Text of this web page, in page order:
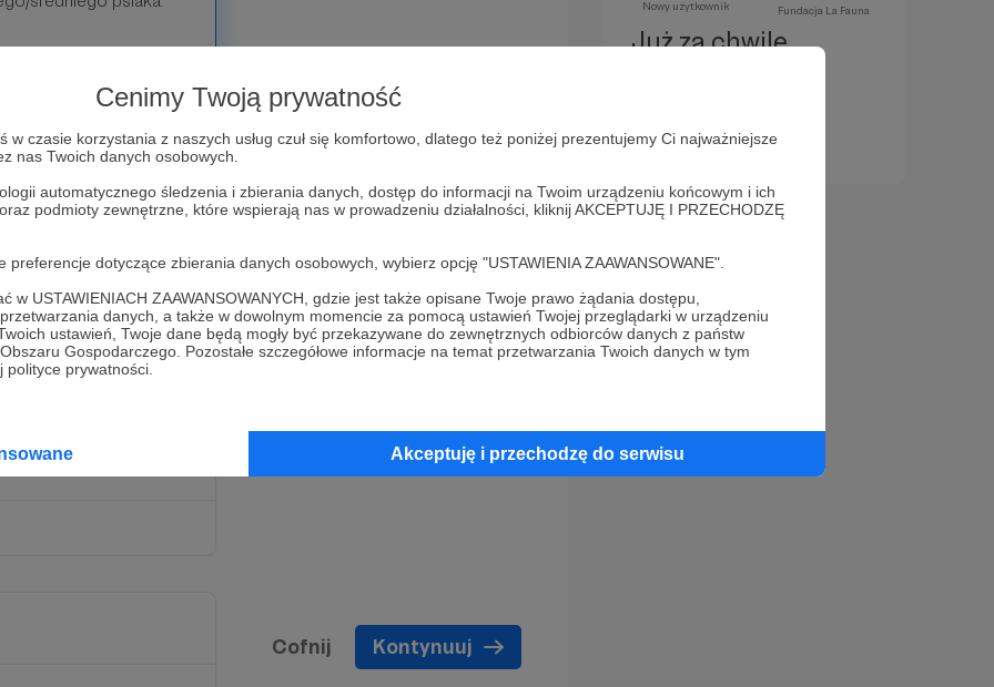
Cenimy Twoją prywatność
w czasie korzystania z naszych usług czuł się komfortowo, dlatego też poniżej prezentujemy Ci najważniejsze
nas Twoich danych osobowych.
automatycznego śledzenia i zbierania danych, dostęp do informacji na Twoim urządzeniu końcowym i ich
podmioty zewnętrzne, które wspierają nas w prowadzeniu działalności, kliknij AKCEPTUJĘ I PRZECHODZĘ
dotyczące zbierania danych osobowych, wybierz opcję "USTAWIENIA ZAAWANSOWANE".
w USTAWIENIACH ZAAWANSOWANYCH, gdzie jest także opisane Twoje prawo żądania dostępu,
danych, a także w dowolnym momencie za pomocą ustawień Twojej przeglądarki w urządzeniu
ustawień, Twoje dane będą mogły być przekazywane do zewnętrznych odbiorców danych z państw
Gospodarczego. Pozostałe szczegółowe informacje na temat przetwarzania Twoich danych w tym
prywatności.
Akceptuję i przechodzę do serwisu
specjalne
koszty
duża pomoc!
zwierzaki!
podziękowanie na
Ci drobny
Cofnij Kontynuuj
Nowy użytkownik Fundacja La Fauna
Już za chwilę